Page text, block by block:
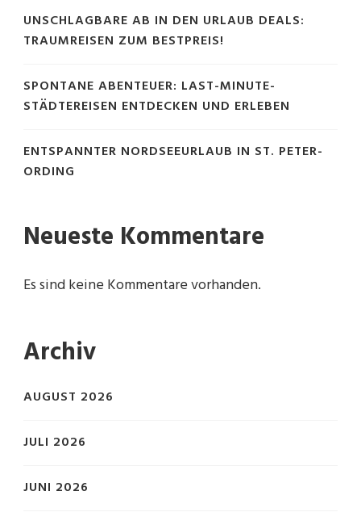
UNSCHLAGBARE AB IN DEN URLAUB DEALS:
TRAUMREISEN ZUM BESTPREIS!
SPONTANE ABENTEUER: LAST-MINUTE-
STÄDTEREISEN ENTDECKEN UND ERLEBEN
ENTSPANNTER NORDSEEURLAUB IN ST. PETER-
ORDING
Neueste Kommentare
Es sind keine Kommentare vorhanden.
Archiv
AUGUST 2026
JULI 2026
JUNI 2026